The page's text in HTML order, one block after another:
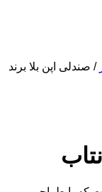
بلا برند